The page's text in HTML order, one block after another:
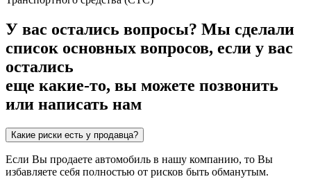
У вас остались вопросы? Мы сделали
список основных вопросов, если у вас
остались
еще какие-то, вы можете позвонить
или написать нам
Какие риски есть у продавца?
Если Вы продаете автомобиль в нашу компанию, то Вы
избавляете себя полностью от рисков быть обманутым.